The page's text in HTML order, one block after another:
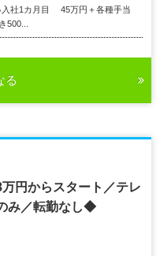
社1カ月目 45万円＋各種手当
500...
る
円からスタート／テレ
み／転勤なし◆